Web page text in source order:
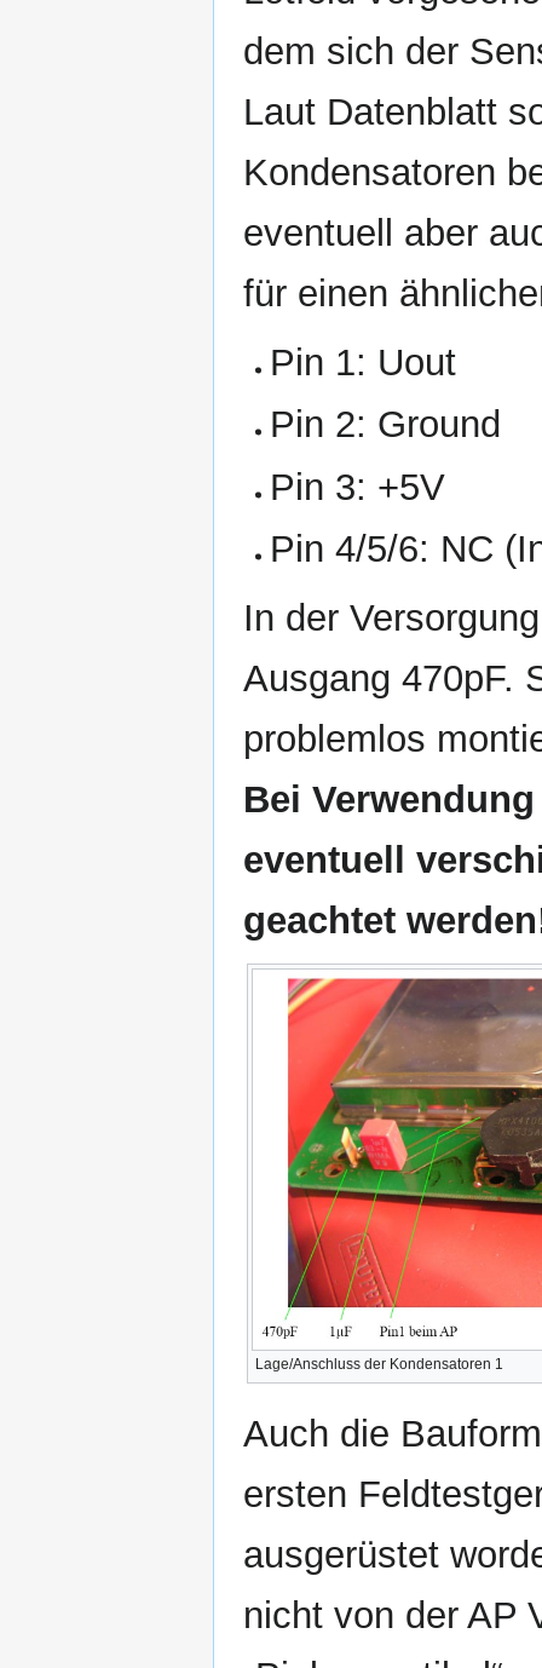
dem sich der
Laut Datenblatt
Kondensatoren
eventuell aber
für einen
Pin 1: Uout
Pin 2: Ground
Pin 3: +5V
Pin 4/5/6: NC
In der
Ausgang 470pF.
problemlos
Bei
eventuell
geachtet
Lage/Anschluss der Kondensatoren 1
Auch die
ersten
ausgerüstet
nicht von der AP